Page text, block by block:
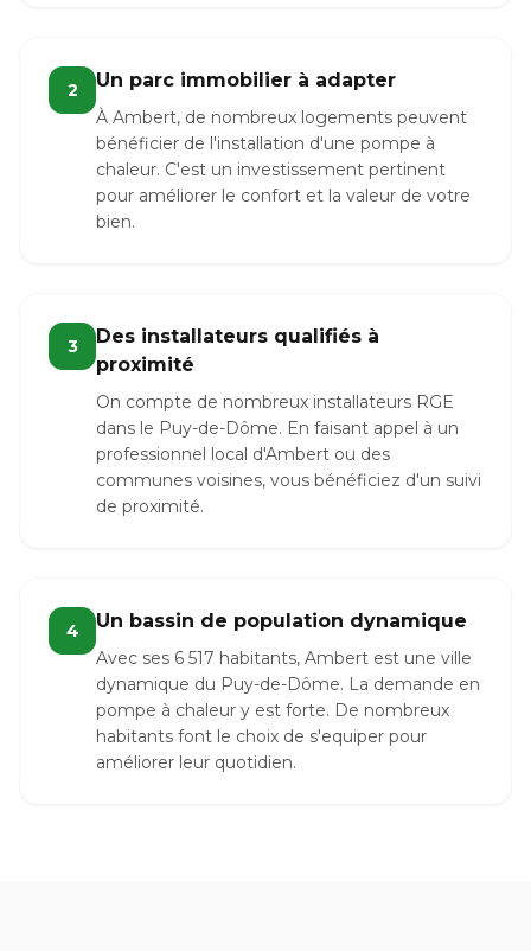
2 Un parc immobilier à adapter
À Ambert, de nombreux logements peuvent
bénéficier de l'installation d'une pompe à
chaleur. C'est un investissement pertinent
pour améliorer le confort et la valeur de votre
bien.
3
Des installateurs qualifiés à
proximité
On compte de nombreux installateurs RGE
dans le Puy-de-Dôme. En faisant appel à un
professionnel local d'Ambert ou des
communes voisines, vous bénéficiez d'un suivi
de proximité.
4 Un bassin de population dynamique
Avec ses 6 517 habitants, Ambert est une ville
dynamique du Puy-de-Dôme. La demande en
pompe à chaleur y est forte. De nombreux
habitants font le choix de s'equiper pour
améliorer leur quotidien.